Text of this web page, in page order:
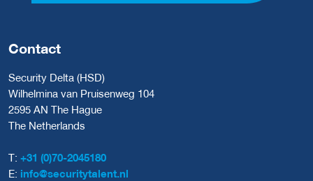
Contact
Security Delta (HSD)
Wilhelmina van Pruisenweg 104
2595 AN The Hague
The Netherlands
T: +31 (0)70-2045180
E: info@securitytalent.nl